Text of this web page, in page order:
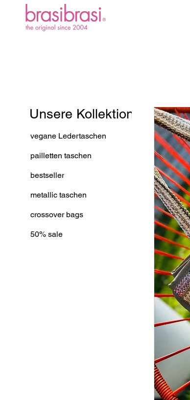
Unsere Kollektion
vegane Ledertaschen
pailletten taschen
bestseller
metallic taschen
crossover bags
50% sale